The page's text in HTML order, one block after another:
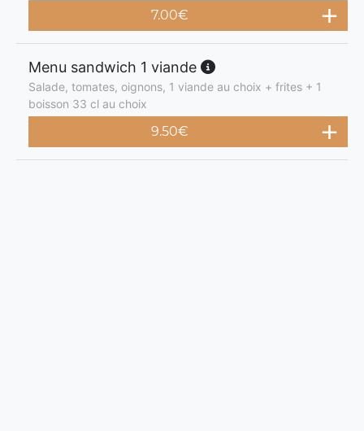
7.00€
Menu sandwich 1 viande
Salade, tomates, oignons, 1 viande au choix + frites + 1
boisson 33 cl au choix
9.50€